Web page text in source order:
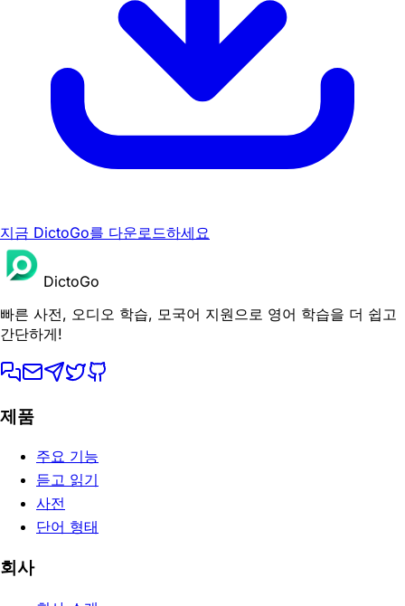
지금 DictoGo를 다운로드하세요
DictoGo
빠른 사전, 오디오 학습, 모국어 지원으로 영어 학습을 더 쉽고
간단하게!
제품
주요 기능
듣고 읽기
사전
단어 형태
회사